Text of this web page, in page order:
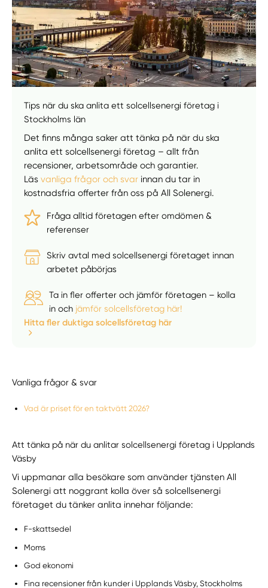
Manuellt Få hjälp
Välj tillvägagångssätt
Tips när du ska anlita ett solcellsenergi företag i
Stockholms län
Det finns många saker att tänka på när du ska
anlita ett solcellsenergi företag – allt från
recensioner, arbetsområde och garantier.
Läsvanliga frågor och svar innan du tar in
kostnadsfria offerter från oss på All Solenergi.
Fråga alltid företagen efter omdömen &
referenser
Skriv avtal med solcellsenergi företaget innan
arbetet påbörjas
Ta in fler offerter och jämför företagen – kolla
in och jämför solcellsföretag här!
Hitta fler duktiga solcellsföretag här
Vanliga frågor & svar
Vad är priset för en taktvätt 2026?
Att tänka på när du anlitar solcellsenergi företag i Upplands
Väsby
Vi uppmanar alla besökare som använder tjänsten All
Solenergi att noggrant kolla över så solcellsenergi
företaget du tänker anlita innehar följande:
F-skattsedel
Moms
God ekonomi
Fina recensioner från kunder i Upplands Väsby, Stockholms